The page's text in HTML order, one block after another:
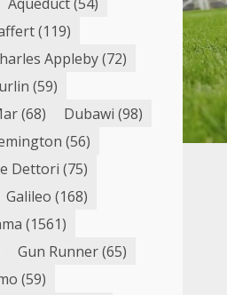
(119)
Appleby(72)
(59)
(68) Dubawi (98)
(56)
Dettori (75)
Galileo (168)
(1561)
Gun Runner(65)
(59)